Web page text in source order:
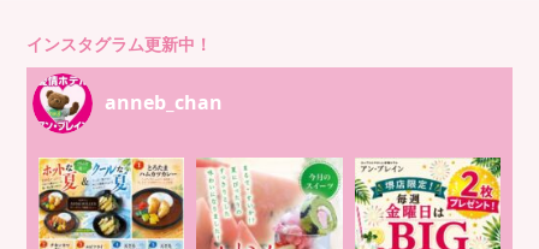
インスタグラム更新中！
anneb_chan